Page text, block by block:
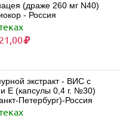
(драже 260 мг N40)
- Россия
экстракт - ВИС с
№30)
Петербург)-Россия